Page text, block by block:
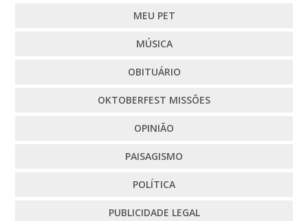
MEU PET
MÚSICA
OBITUÁRIO
OKTOBERFEST MISSÕES
OPINIÃO
PAISAGISMO
POLÍTICA
PUBLICIDADE LEGAL